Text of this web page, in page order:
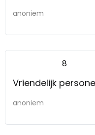
anoniem
8
Vriendelijk
anoniem